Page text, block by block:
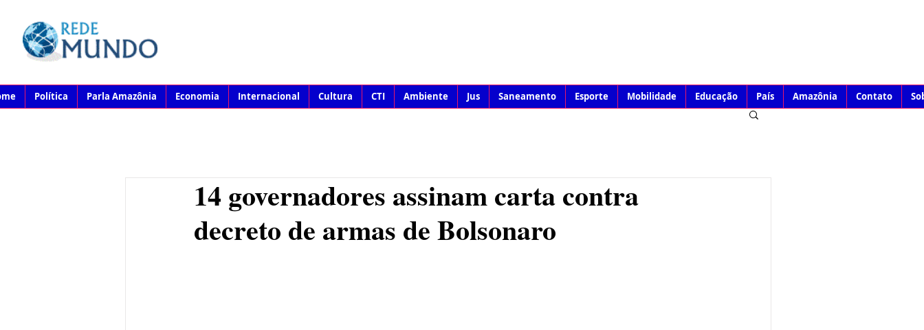
Política Parla Amazônia Economia Internacional Cultura CTI Ambiente Jus Saneamento Esporte Mobilidade Educação País Amazônia Contato
14 governadores assinam carta contra
decreto de armas de Bolsonaro